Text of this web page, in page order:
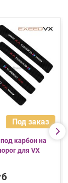
Под заказ
карбон на
для VX